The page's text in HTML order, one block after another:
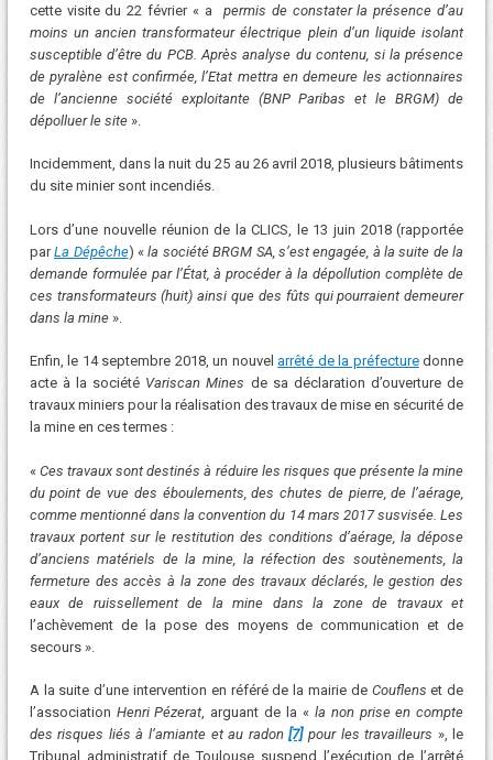
cette visite du 22 février « a permis de constater la présence d’au
moins un ancien transformateur électrique plein d’un liquide isolant
susceptible d’être du PCB. Après analyse du contenu, si la présence
de pyralène est confirmée, l’Etat mettra en demeure les actionnaires
de l’ancienne société exploitante (BNP Paribas et le BRGM) de
dépolluer le site».
Incidemment, dans la nuit du 25 au 26 avril 2018, plusieurs bâtiments
du site minier sont incendiés.
Lors d’une nouvelle réunion de la CLICS, le 13 juin 2018 (rapportée
parLa Dépêche) «la société BRGM SA, s’est engagée, à la suite de la
demande formulée par l’État, à procéder à la dépollution complète de
ces transformateurs (huit) ainsi que des fûts qui pourraient demeurer
dans la mine».
Enfin, le 14 septembre 2018, un nouvelarrêté de la préfecturedonne
acte à la société Variscan Mines de sa déclaration d’ouverture de
travaux miniers pour la réalisation des travaux de mise en sécurité de
la mine en ces termes :
« Ces travaux sont destinés à réduire les risques que présente la mine
du point de vue des éboulements, des chutes de pierre, de l’aérage,
comme mentionné dans la convention du 14 mars 2017 susvisée. Les
travaux portent sur le restitution des conditions d’aérage, la dépose
d’anciens matériels de la mine, la réfection des soutènements, la
fermeture des accès à la zone des travaux déclarés, le gestion des
eaux de ruissellement de la mine dans la zone de travaux et
l’achèvement de la pose des moyens de communication et de
secours ».
A la suite d’une intervention en référé de la mairie deCouflens et de
l’association Henri Pézerat, arguant de la « la non prise en compte
des risques liés à l’amiante et au radon[7]pour les travailleurs », le
Tribunal administratif de Toulouse suspend l’exécution de l’arrêté